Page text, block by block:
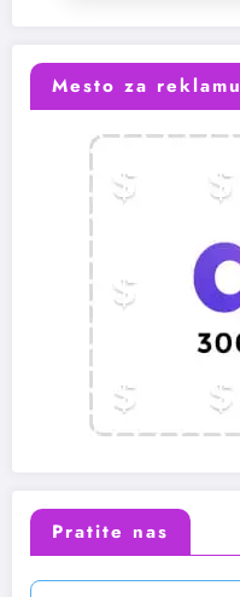
Mesto za reklamu
Pratite nas